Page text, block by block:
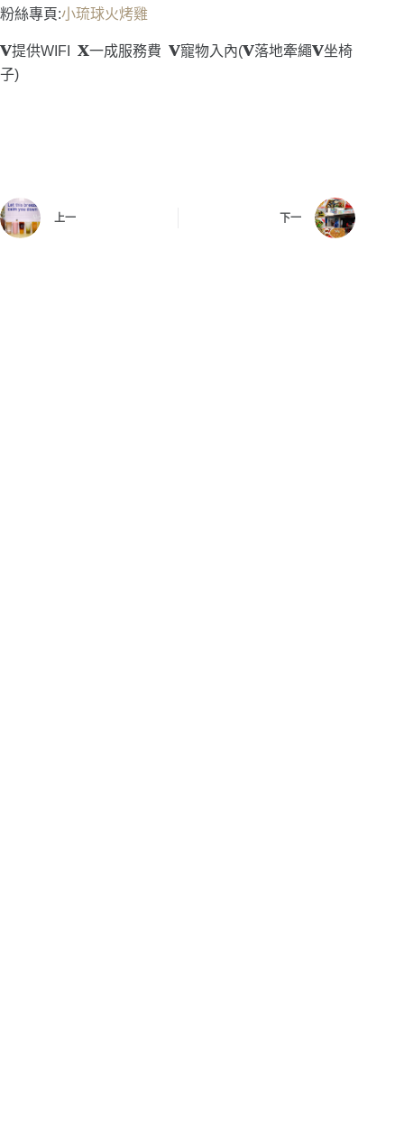
粉絲專頁:小琉球火烤雞
v提供WIFI x一成服務費 v寵物入內(v落地牽繩v坐椅
子)
上一 下一